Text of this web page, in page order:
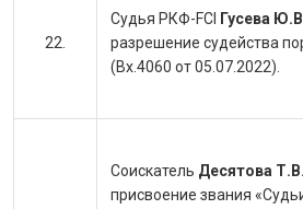
Судья РКФ-FCI Гусева
разрешение судейства
(Вх.4060 от 05.07.2022).
Соискатель Десятова Т.В.
присвоение звания